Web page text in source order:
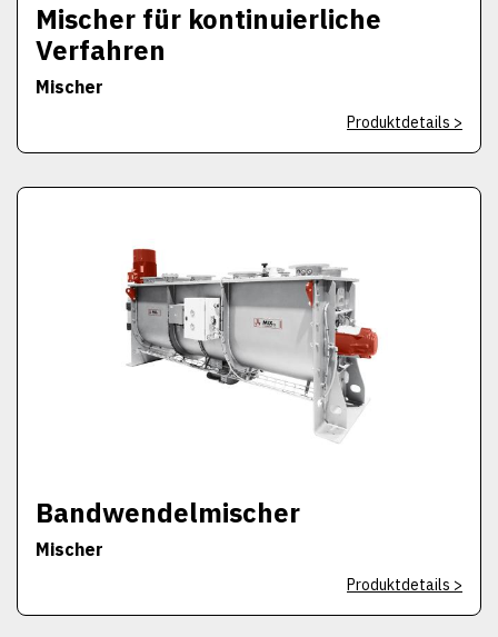
Mischer für kontinuierliche
Verfahren
Mischer
Produktdetails >
Bandwendelmischer
Mischer
Produktdetails >